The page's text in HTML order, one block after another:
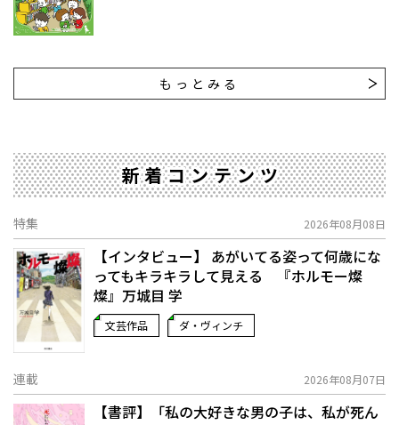
もっとみる
新着コンテンツ
特集 2026年08月08日
【インタビュー】 あがいてる姿って何歳にな
ってもキラキラして見える 『ホルモー燦
燦』万城目 学
文芸作品 ダ・ヴィンチ
連載 2026年08月07日
【書評】「私の大好きな男の子は、私が死ん